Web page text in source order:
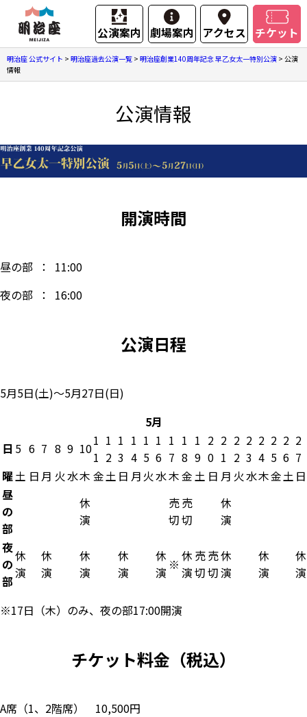
公演案内 劇場案内 アクセス チケット
明治座 公式サイト > 明治座過去公演一覧 > 明治座創業140周年記念 早乙女太一特別公演 > 公演
情報
公演情報
開演時間
昼の部 ： 11:00
夜の部 ： 16:00
公演日程
5月5日(土)～5月27日(日)
5月
日 5 6 7 8 9 101
1
1
2
1
3
1
4
1
5
1
6
1
7
1
8
1
9
2
0
2
1
2
2
2
3
2
4
2
5
2
6
2
7
曜土 日 月 火水木 金土 日 月 火水木金 土 日 月 火水木金土 日
昼
の
部
休
演
売
切
売
切
休
演
夜
の
部
休
演
休
演
休
演
休
演
休
演 ※
休
演
売
切
売
切
休
演
休
演
休
演
※17日（木）のみ、夜の部17:00開演
チケット料金（税込）
A席（1、2階席） 10,500円